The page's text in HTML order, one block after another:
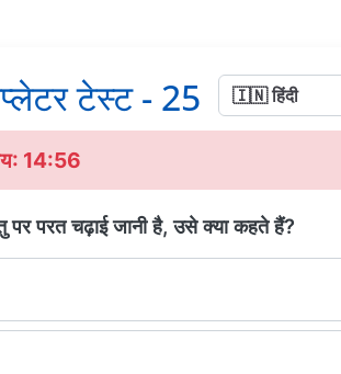
टेस्ट - 25
14:56
पर परत चढ़ाई जानी है, उसे क्या कहते हैं?